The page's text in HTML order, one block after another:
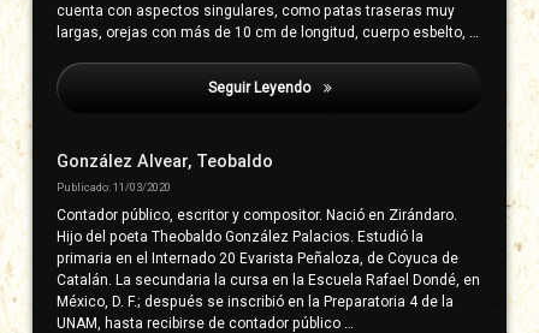
cuenta con aspectos singulares, como patas traseras muy
largas, orejas con más de 10 cm de longitud, cuerpo esbelto, …
Seguir Leyendo Herrera Y Ricardos, José
González Alvear, Teobaldo
Publicado: 11/03/2020
Contador público, escritor y compositor. Nació en Zirándaro.
Hijo del poeta Theobaldo González Palacios. Estudió la
primaria en el Internado 20 Evarista Peñaloza, de Coyuca de
Catalán. La secundaria la cursa en la Escuela Rafael Dondé, en
México, D. F.; después se inscribió en la Preparatoria 4 de la
UNAM, hasta recibirse de contador público …